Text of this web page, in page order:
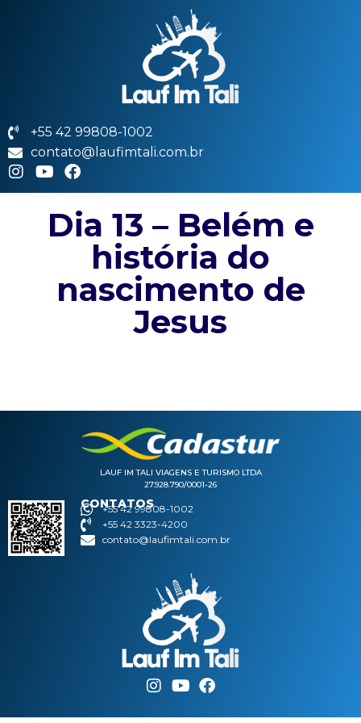
+55 42 99808-1002
contato@laufimtali.com.br
Dia 13 – Belém e
história do
nascimento de
Jesus
LAUF IM TALI VIAGENS E TURISMO LTDA
27.928.790/0001-26
CONTATOS
+55 42 99808-1002
+55 42 3323-4200
contato@laufimtali.com.br